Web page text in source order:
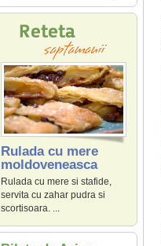
Rulada cu mere
moldoveneasca
Rulada cu mere si stafide,
servita cu zahar pudra si
scortisoara. ...